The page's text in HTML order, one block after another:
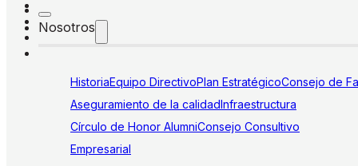
Nosotros
HistoriaEquipo DirectivoPlan EstratégicoConsejo de
Aseguramiento de la calidadInfraestructura
Círculo de Honor AlumniConsejo Consultivo
Empresarial